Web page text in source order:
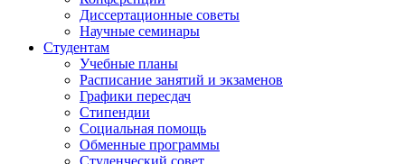
Диссертационные советы
Научные семинары
Студентам
Учебные планы
Расписание занятий и экзаменов
Графики пересдач
Стипендии
Социальная помощь
Обменные программы
Студенческий совет